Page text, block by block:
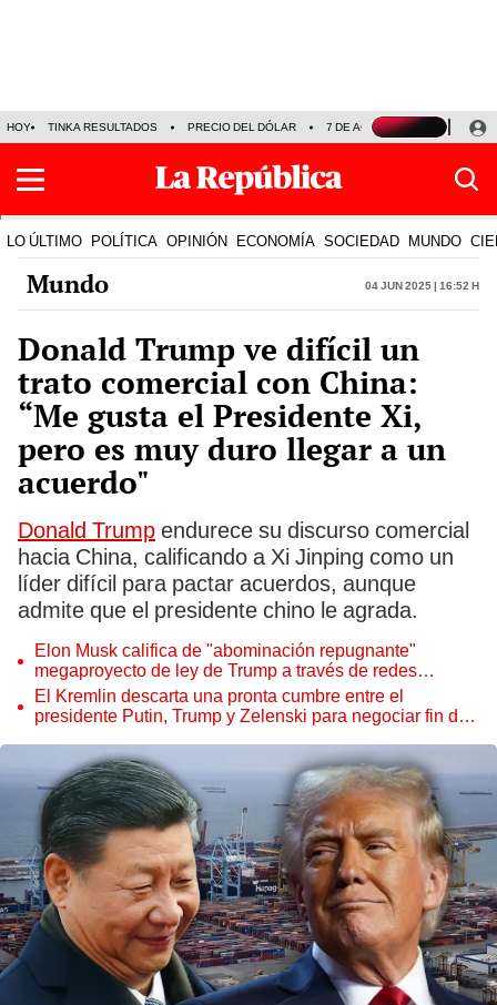
HOY TINKA RESULTADOS PRECIO DEL DÓLAR 7 DE AGOSTO OLLANTA
LO ÚLTIMO POLÍTICA OPINIÓN ECONOMÍA SOCIEDAD MUNDO
Mundo 04 Jun 2025 | 16:52 h
Donald Trump ve difícil un
trato comercial con China:
“Me gusta el Presidente Xi,
pero es muy duro llegar a un
acuerdo"
Donald Trump endurece su discurso comercial
hacia China, calificando a Xi Jinping como un
líder difícil para pactar acuerdos, aunque
admite que el presidente chino le agrada.
Elon Musk califica de "abominación repugnante"
megaproyecto de ley de Trump a través de redes
sociales
El Kremlin descarta una pronta cumbre entre el
presidente Putin, Trump y Zelenski para negociar fin de